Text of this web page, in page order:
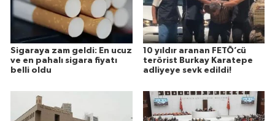
Sigaraya zam geldi: En ucuz
ve en pahalı sigara fiyatı
belli oldu
10 yıldır aranan FETÖ’cü
terörist Burkay Karatepe
adliyeye sevk edildi!